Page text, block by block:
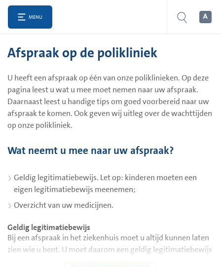
MENU
Afspraak op de polikliniek
U heeft een afspraak op één van onze poliklinieken. Op deze
pagina leest u wat u mee moet nemen naar uw afspraak.
Daarnaast leest u handige tips om goed voorbereid naar uw
afspraak te komen. Ook geven wij uitleg over de wachttijden
op onze polikliniek.
Wat neemt u mee naar uw afspraak?
Geldig legitimatiebewijs. Let op: kinderen moeten een
eigen legitimatiebewijs meenemen;
Overzicht van uw medicijnen.
Geldig legitimatiebewijs
Bij een afspraak in het ziekenhuis moet u altijd kunnen laten
zien wie u bent. U moet daarom een geldig legitimatiebewijs